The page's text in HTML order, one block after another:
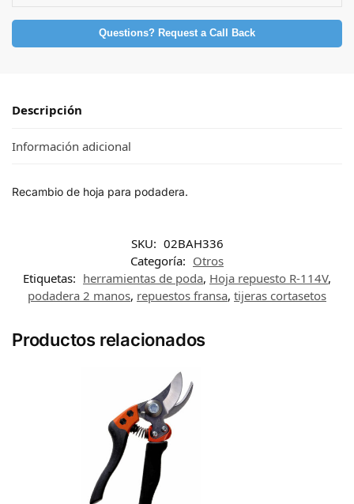
Questions? Request a Call Back
Descripción
Información adicional
Recambio de hoja para podadera.
SKU: 02BAH336
Categoría: Otros
Etiquetas: herramientas de poda, Hoja repuesto R-114V,
podadera 2 manos, repuestos fransa, tijeras cortasetos
Productos relacionados